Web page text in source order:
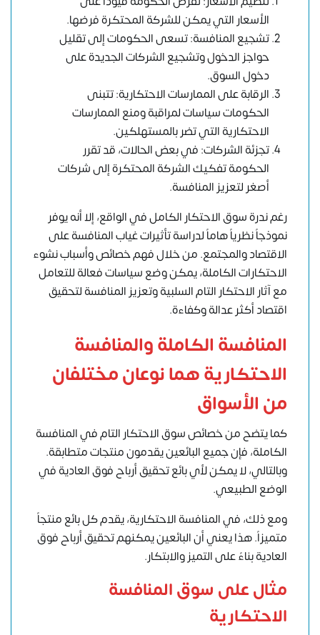
الأسعار التي يمكن للشركة المحتكرة فرضها.
تشجيع المنافسة: تسعى الحكومات إلى تقليل
حواجز الدخول وتشجيع الشركات الجديدة على
دخول السوق.
الرقابة على الممارسات الاحتكارية: تتبنى
الحكومات سياسات لمراقبة ومنع الممارسات
الاحتكارية التي تضر بالمستهلكين.
تجزئة الشركات: في بعض الحالات، قد تقرر
الحكومة تفكيك الشركة المحتكرة إلى شركات
أصغر لتعزيز المنافسة.
رغم ندرة سوق الاحتكار الكامل في الواقع، إلا أنه يوفر
نموذجاً نظرياً هاماً لدراسة تأثيرات غياب المنافسة على
الاقتصاد والمجتمع. من خلال فهم خصائص وأسباب نشوء
الاحتكارات الكاملة، يمكن وضع سياسات فعالة للتعامل
مع آثار الاحتكار التام السلبية وتعزيز المنافسة لتحقيق
اقتصاد أكثر عدالة وكفاءة.
المنافسة الكاملة والمنافسة
الاحتكارية هما نوعان مختلفان
من الأسواق
كما يتضح من خصائص سوق الاحتكار التام في المنافسة
الكاملة، فإن جميع البائعين يقدمون منتجات متطابقة.
وبالتالي، لا يمكن لأي بائع تحقيق أرباح فوق العادية في
الوضع الطبيعي.
ومع ذلك، في المنافسة الاحتكارية، يقدم كل بائع منتجاً
متميزاً. هذا يعني أن البائعين يمكنهم تحقيق أرباح فوق
العادية بناءً على التميز والابتكار.
مثال على سوق المنافسة
الاحتكارية